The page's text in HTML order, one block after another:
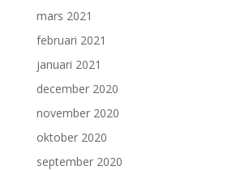
mars 2021
februari 2021
januari 2021
december 2020
november 2020
oktober 2020
september 2020